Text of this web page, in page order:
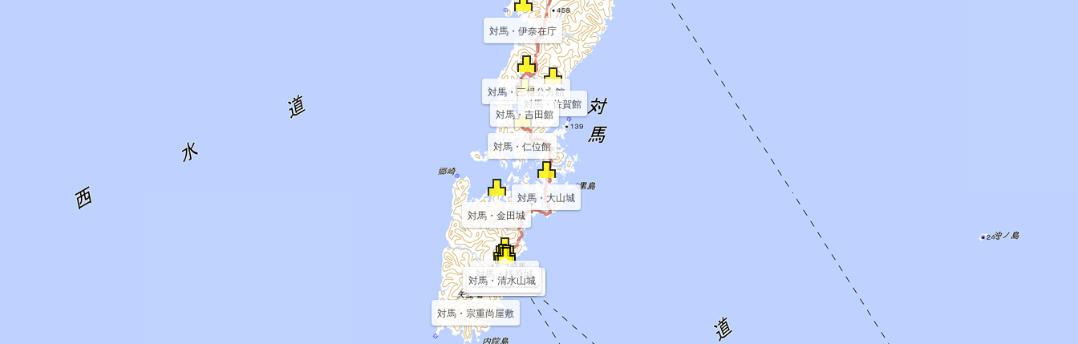
対馬・伊奈在庁
対馬・中村屋形
対馬・金石城
対馬・池の屋形
対馬・宗重尚屋敷
対馬・桟原城
対馬・清水山城
対馬・三根公方館
対馬・佐賀館
対馬・吉田館
対馬・大山城
対馬・金田城
対馬・仁位館